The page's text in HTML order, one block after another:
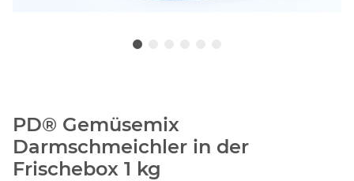
PD® Gemüsemix
Darmschmeichler in der
Frischebox 1 kg